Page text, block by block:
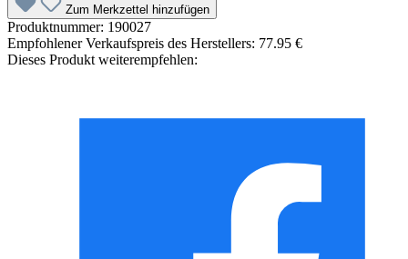
Zum Merkzettel hinzufügen
Produktnummer: 190027
Empfohlener Verkaufspreis des Herstellers: 77.95 €
Dieses Produkt weiterempfehlen: